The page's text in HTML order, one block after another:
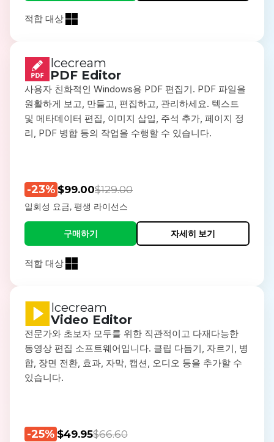
적합 대상
Icecream
PDF Editor
사용자 친화적인 Windows용 PDF 편집기. PDF 파일을
원활하게 보고, 만들고, 편집하고, 관리하세요. 텍스트
및 메타데이터 편집, 이미지 삽입, 주석 추가, 페이지 정
리, PDF 병합 등의 작업을 수행할 수 있습니다.
-23% $99.00$129.00
일회성 요금, 평생 라이선스
구매하기 자세히 보기
적합 대상
Icecream
Video Editor
전문가와 초보자 모두를 위한 직관적이고 다재다능한
동영상 편집 소프트웨어입니다. 클립 다듬기, 자르기, 병
합, 장면 전환, 효과, 자막, 캡션, 오디오 등을 추가할 수
있습니다.
-25% $49.95$66.60